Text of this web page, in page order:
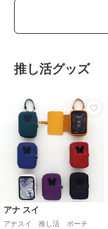
推し活グッズ
アナ スイ
アナスイ 推し活 ポーチ